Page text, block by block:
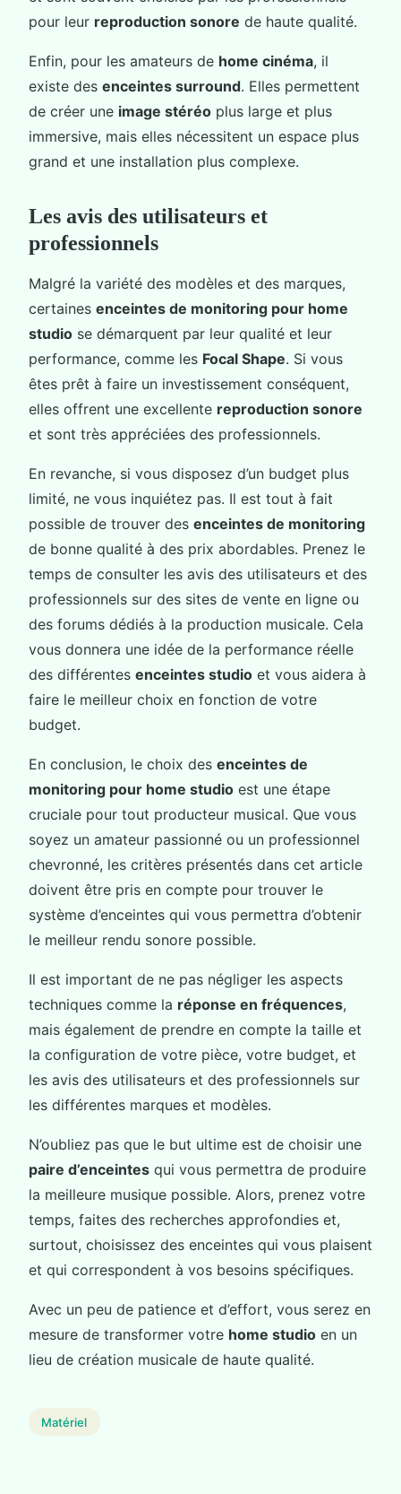
pour leur reproduction sonore de haute qualité.
Enfin, pour les amateurs de home cinéma, il
existe des enceintes surround. Elles permettent
de créer une image stéréo plus large et plus
immersive, mais elles nécessitent un espace plus
grand et une installation plus complexe.
Les avis des utilisateurs et
professionnels
Malgré la variété des modèles et des marques,
certaines enceintes de monitoring pour home
studio se démarquent par leur qualité et leur
performance, comme les Focal Shape. Si vous
êtes prêt à faire un investissement conséquent,
elles offrent une excellente reproduction sonore
et sont très appréciées des professionnels.
En revanche, si vous disposez d’un budget plus
limité, ne vous inquiétez pas. Il est tout à fait
possible de trouver des enceintes de monitoring
de bonne qualité à des prix abordables. Prenez le
temps de consulter les avis des utilisateurs et des
professionnels sur des sites de vente en ligne ou
des forums dédiés à la production musicale. Cela
vous donnera une idée de la performance réelle
des différentes enceintes studio et vous aidera à
faire le meilleur choix en fonction de votre
budget.
En conclusion, le choix des enceintes de
monitoring pour home studio est une étape
cruciale pour tout producteur musical. Que vous
soyez un amateur passionné ou un professionnel
chevronné, les critères présentés dans cet article
doivent être pris en compte pour trouver le
système d’enceintes qui vous permettra d’obtenir
le meilleur rendu sonore possible.
Il est important de ne pas négliger les aspects
techniques comme la réponse en fréquences,
mais également de prendre en compte la taille et
la configuration de votre pièce, votre budget, et
les avis des utilisateurs et des professionnels sur
les différentes marques et modèles.
N’oubliez pas que le but ultime est de choisir une
paire d’enceintes qui vous permettra de produire
la meilleure musique possible. Alors, prenez votre
temps, faites des recherches approfondies et,
surtout, choisissez des enceintes qui vous plaisent
et qui correspondent à vos besoins spécifiques.
Avec un peu de patience et d’effort, vous serez en
mesure de transformer votre home studio en un
lieu de création musicale de haute qualité.
Matériel